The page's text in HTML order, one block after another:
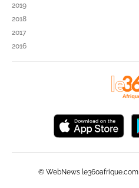
2019
2018
2017
2016
© WebNews le360afrique.com